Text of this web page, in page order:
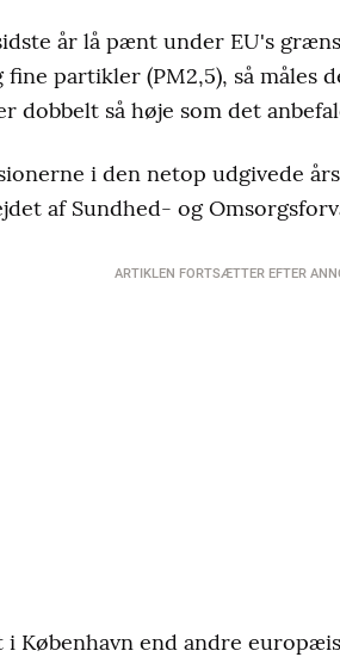
år lå pænt under EU's
fine partikler (PM2,5), så måles
dobbelt så høje som det
i den netop udgivede
af Sundhed- og
ARTIKLEN FORTSÆTTER EFTER
København end andre